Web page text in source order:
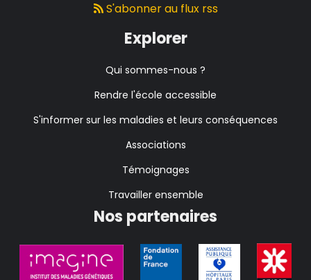
S'abonner au flux rss
Explorer
Qui sommes-nous ?
Rendre l'école accessible
S'informer sur les maladies et leurs conséquences
Associations
Témoignages
Travailler ensemble
Nos partenaires